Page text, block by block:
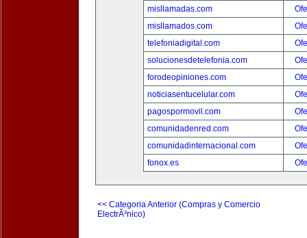
misllamadas.com
misllamados.com
telefoniadigital.com
solucionesdetelefonia.com
forodeopiniones.com
noticiasentucelular.com
pagospormovil.com
comunidadenred.com
comunidadinternacional.com
fonox.es
<< Categoria Anterior (Compras y Comercio
ElectrÃ³nico)